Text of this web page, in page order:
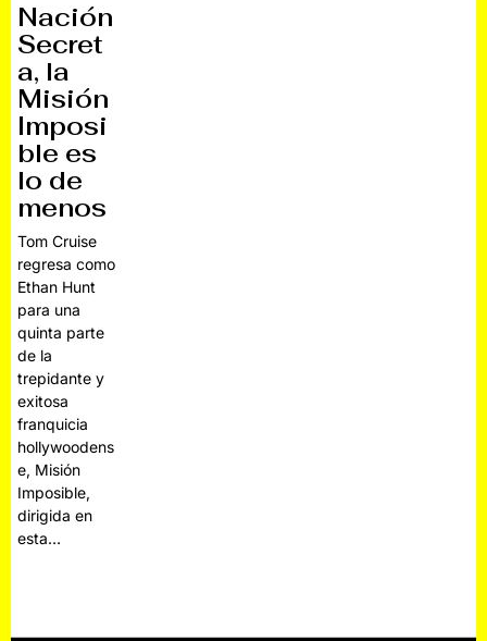
Nación
Secret
a, la
Misión
Imposi
ble es
lo de
menos
Tom Cruise
regresa como
Ethan Hunt
para una
quinta parte
de la
trepidante y
exitosa
franquicia
hollywoodens
e, Misión
Imposible,
dirigida en
esta…